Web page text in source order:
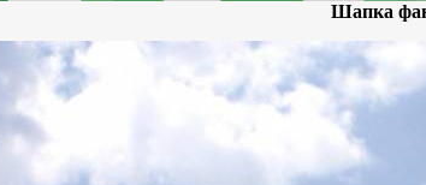
Шапка